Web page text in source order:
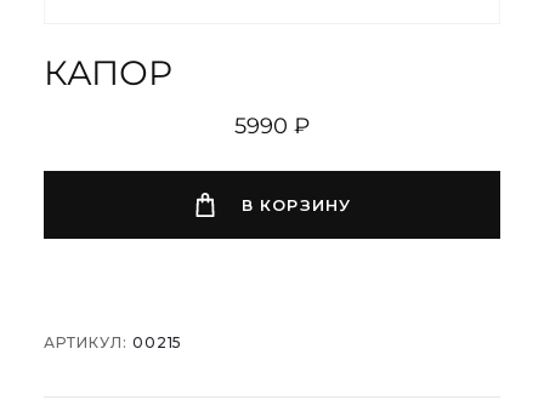
КАПОР
5990 ₽
В КОРЗИНУ
АРТИКУЛ: 00215